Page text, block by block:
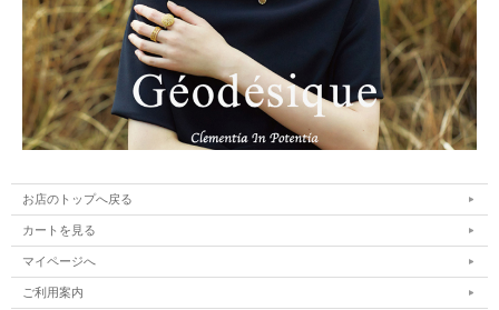
お店のトップへ戻る
カートを見る
マイページへ
ご利用案内